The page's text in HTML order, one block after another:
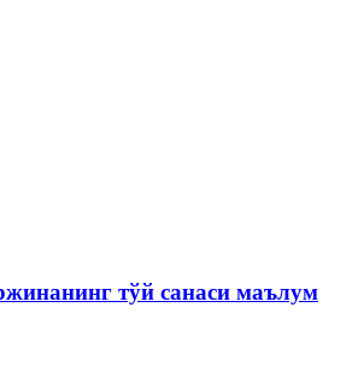
тўй санаси маълум